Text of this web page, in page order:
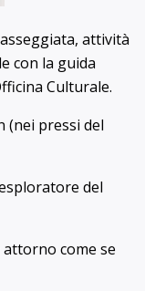
attività
con la guida
Culturale.
(nei pressi del
del
attorno come se